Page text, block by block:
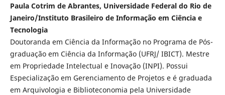
Paula Cotrim de Abrantes, Universidade Federal do Rio de
Janeiro/Instituto Brasileiro de Informação em Ciência e
Tecnologia
Doutoranda em Ciência da Informação no Programa de Pós-
graduação em Ciência da Informação (UFRJ/ IBICT). Mestre
em Propriedade Intelectual e Inovação (INPI). Possui
Especialização em Gerenciamento de Projetos e é graduada
em Arquivologia e Biblioteconomia pela Universidade